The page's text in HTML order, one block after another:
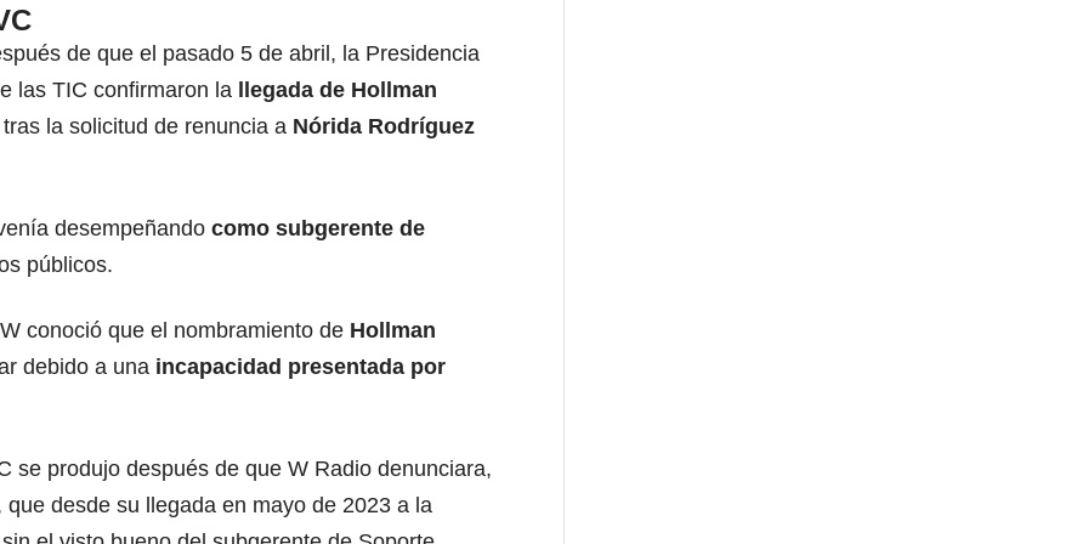
de que el pasado 5 de abril, la Presidencia
las TIC confirmaron la llegada de Hollman
tras la solicitud de renuncia a Nórida Rodríguez
desempeñando como subgerente de
públicos.
conoció que el nombramiento de Hollman
debido a una incapacidad presentada por
se produjo después de que W Radio denunciara,
desde su llegada en mayo de 2023 a la